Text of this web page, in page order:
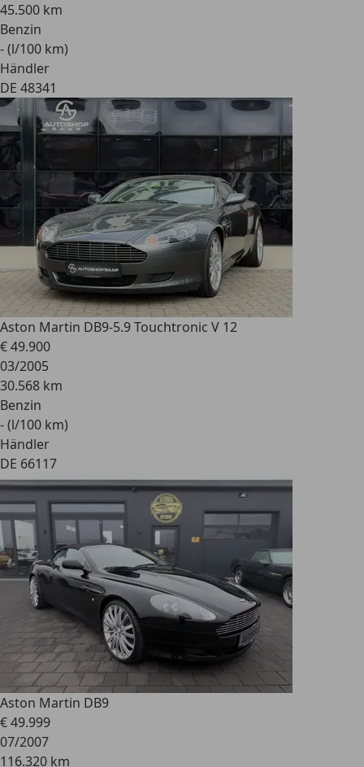
45.500 km
Benzin
- (l/100 km)
Händler
DE 48341
Aston Martin DB9-5.9 Touchtronic V 12
€ 49.900
03/2005
30.568 km
Benzin
- (l/100 km)
Händler
DE 66117
Aston Martin DB9
€ 49.999
07/2007
116.320 km